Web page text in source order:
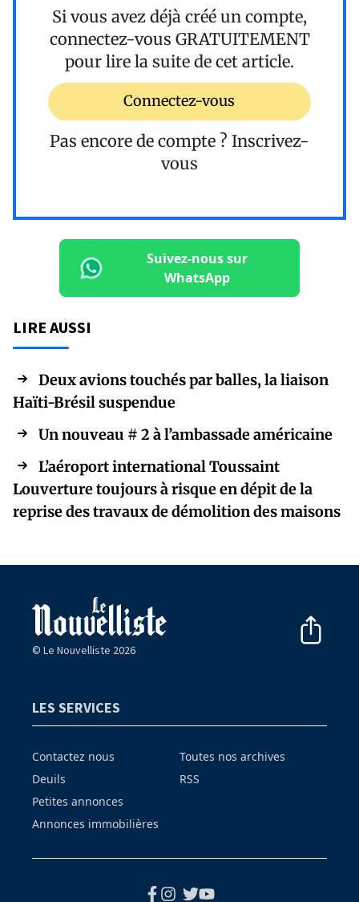
Si vous avez déjà créé un compte,
connectez-vous GRATUITEMENT
pour lire la suite de cet article.
Connectez-vous
Pas encore de compte ? Inscrivez-
vous
Suivez-nous sur
WhatsApp
LIRE AUSSI
Deux avions touchés par balles, la liaison
Haïti-Brésil suspendue
Un nouveau # 2 à l’ambassade américaine
L’aéroport international Toussaint
Louverture toujours à risque en dépit de la
reprise des travaux de démolition des maisons
© Le Nouvelliste 2026
LES SERVICES
Contactez nous
Deuils
Petites annonces
Annonces immobilières
Toutes nos archives
RSS